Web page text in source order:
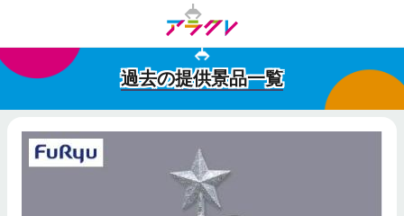
過去の提供景品一覧